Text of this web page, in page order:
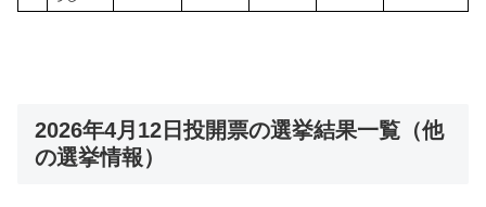
2026年4月12日投開票の選挙結果一覧（他
の選挙情報）